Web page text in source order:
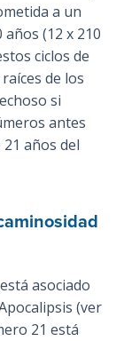
a un
(12 x 210
ciclos de
de los
si
antes
años del
asociado
(ver
21 está